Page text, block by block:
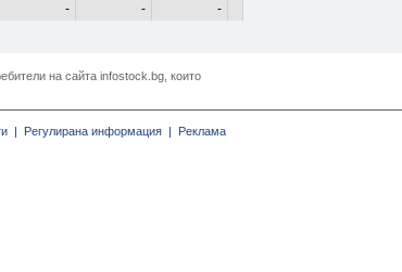
- - -
на сайта infostock.bg, които
| Регулирана информация | Реклама